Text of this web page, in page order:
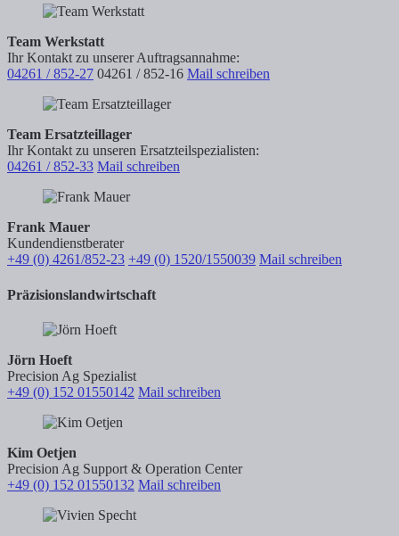
Team Werkstatt
Ihr Kontakt zu unserer Auftragsannahme:
04261 / 852-27 04261 / 852-16 Mail schreiben
Team Ersatzteillager
Ihr Kontakt zu unseren Ersatzteilspezialisten:
04261 / 852-33 Mail schreiben
Frank Mauer
Kundendienstberater
+49 (0) 4261/852-23 +49 (0) 1520/1550039 Mail schreiben
Präzisionslandwirtschaft
Jörn Hoeft
Precision Ag Spezialist
+49 (0) 152 01550142 Mail schreiben
Kim Oetjen
Precision Ag Support & Operation Center
+49 (0) 152 01550132 Mail schreiben